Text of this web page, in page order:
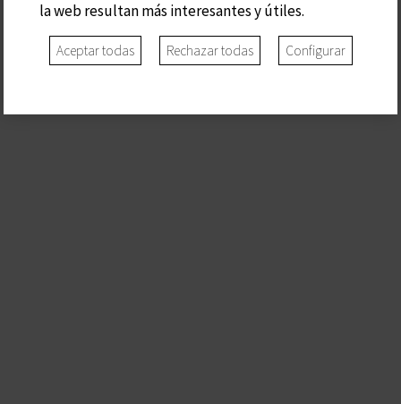
la web resultan más interesantes y útiles.
Aceptar todas Rechazar todas Configurar